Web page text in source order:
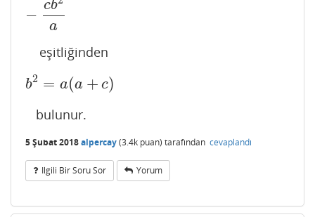
−
cb
a
eşitliğinden
b2 = a(a + c)
b2 =a(a+c)
bulunur.
5 Şubat 2018alpercay(3.4k puan) tarafından cevaplandı
Ilgili Bir Soru Sor Yorum